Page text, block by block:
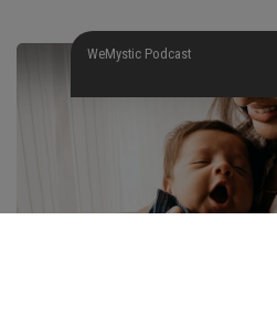
WeMystic Podcast